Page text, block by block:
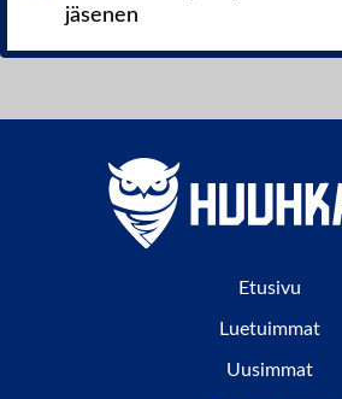
jäsenen
Etusivu
Luetuimmat
Uusimmat